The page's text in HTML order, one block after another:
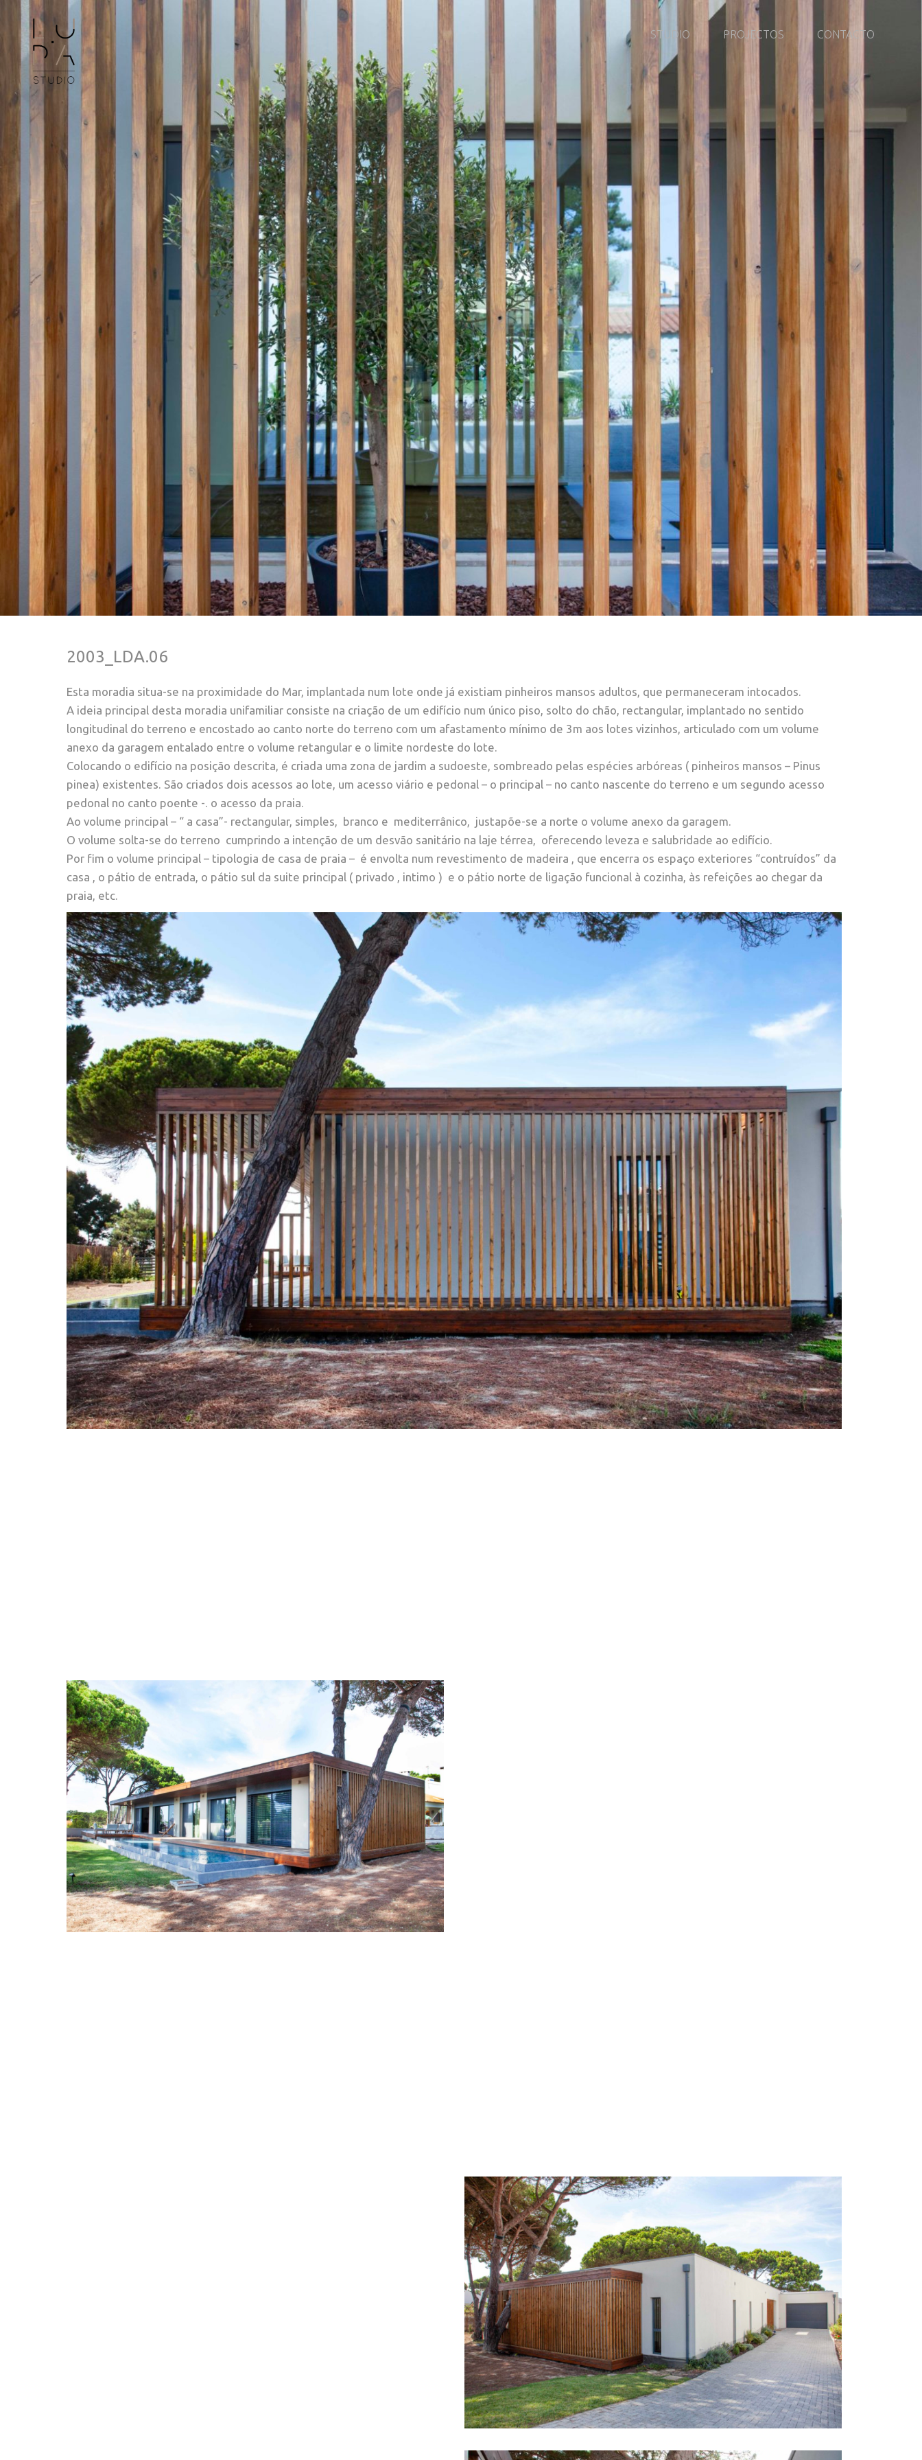
STUDIO PROJECTOS CONTACTO
2003_LDA.06
Esta moradia situa-se na proximidade do Mar, implantada num lote onde já existiam pinheiros mansos adultos, que permaneceram intocados.
A ideia principal desta moradia unifamiliar consiste na criação de um edifício num único piso, solto do chão, rectangular, implantado no sentido
longitudinal do terreno e encostado ao canto norte do terreno com um afastamento mínimo de 3m aos lotes vizinhos, articulado com um volume
anexo da garagem entalado entre o volume retangular e o limite nordeste do lote.
Colocando o edifício na posição descrita, é criada uma zona de jardim a sudoeste, sombreado pelas espécies arbóreas ( pinheiros mansos – Pinus
pinea) existentes. São criados dois acessos ao lote, um acesso viário e pedonal – o principal – no canto nascente do terreno e um segundo acesso
pedonal no canto poente -. o acesso da praia.
Ao volume principal – “ a casa”- rectangular, simples, branco e mediterrânico, justapõe-se a norte o volume anexo da garagem.
O volume solta-se do terreno cumprindo a intenção de um desvão sanitário na laje térrea, oferecendo leveza e salubridade ao edifício.
Por fim o volume principal – tipologia de casa de praia – é envolta num revestimento de madeira , que encerra os espaço exteriores “contruídos” da
casa , o pátio de entrada, o pátio sul da suite principal ( privado , intimo ) e o pátio norte de ligação funcional à cozinha, às refeições ao chegar da
praia, etc.